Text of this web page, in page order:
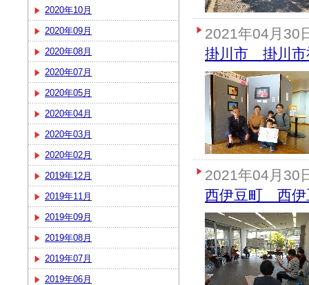
2020年10月
2020年09月
2020年08月
2020年07月
2020年05月
2020年04月
2020年03月
2020年02月
2019年12月
2019年11月
2019年09月
2019年08月
2019年07月
2019年06月
2021年04月30
掛川市 掛川市
2021年04月30
西伊豆町 西伊